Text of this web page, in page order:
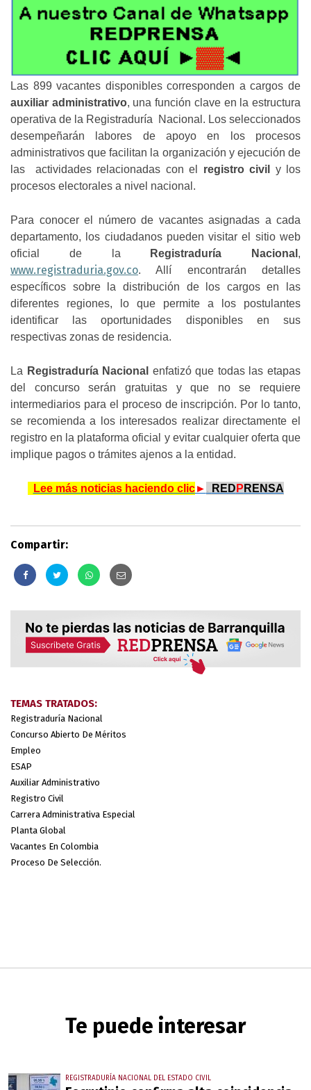
Las 899 vacantes disponibles corresponden a cargos de
auxiliar administrativo, una función clave en la estructura
operativa de la Registraduría Nacional. Los seleccionados
desempeñarán labores de apoyo en los procesos
administrativos que facilitan la organización y ejecución de
las actividades relacionadas con el registro civil
y los
procesos electorales a nivel nacional.
Para conocer el número de vacantes asignadas a cada
departamento, los ciudadanos pueden visitar el sitio web
oficial de la
Registraduría Nacional ,
www.registraduria.gov.co. Allí encontrarán detalles
específicos sobre la distribución de los cargos en las
diferentes regiones, lo que permite a los postulantes
identificar las oportunidades disponibles en sus
respectivas zonas de residencia.
La Registraduría Nacional enfatizó que todas las etapas
del concurso serán gratuitas y que no se requiere
intermediarios para el proceso de inscripción. Por lo tanto,
se recomienda a los interesados realizar directamente el
registro en la plataforma oficial y evitar cualquier oferta que
implique pagos o trámites ajenos a la entidad.
Lee más noticias haciendo clic► RED P RENSA
Compartir:
TEMAS TRATADOS:
Registraduría Nacional
Concurso Abierto De Méritos
Empleo
ESAP
Auxiliar Administrativo
Registro Civil
Carrera Administrativa Especial
Planta Global
Vacantes En Colombia
Proceso De Selección.
Te puede interesar
REGISTRADURÍA NACIONAL DEL ESTADO CIVIL